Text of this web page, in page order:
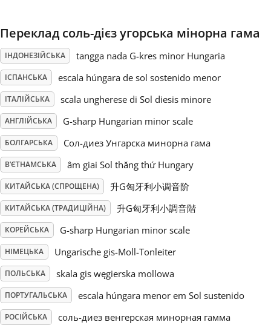
Português
Русский
Svenska
Tiếng Việt
Türkçe
Українська
简体中文
繁體中文
Переклад соль-дієз угорська мінорна гама
ІНДОНЕЗІЙСЬКА tangga nada G-kres minor Hungaria
ІСПАНСЬКА escala húngara de sol sostenido menor
ІТАЛІЙСЬКА scala ungherese di Sol diesis minore
АНГЛІЙСЬКА G-sharp Hungarian minor scale
БОЛГАРСЬКА Сол-диез Унгарска минорна гама
В’ЄТНАМСЬКА âm giai Sol thăng thứ Hungary
КИТАЙСЬКА (СПРОЩЕНА) 升G匈牙利小调音阶
КИТАЙСЬКА (ТРАДИЦІЙНА) 升G匈牙利小調音階
КОРЕЙСЬКА G-sharp Hungarian minor scale
НІМЕЦЬКА Ungarische gis-Moll-Tonleiter
ПОЛЬСЬКА skala gis węgierska mollowa
ПОРТУГАЛЬСЬКА escala húngara menor em Sol sustenido
РОСІЙСЬКА соль-диез венгерская минорная гамма